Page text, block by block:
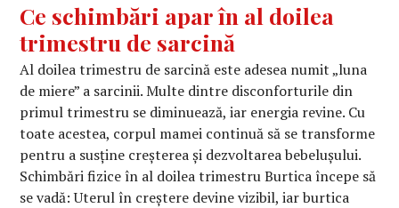
Ce schimbări apar în al doilea
trimestru de sarcină
Al doilea trimestru de sarcină este adesea numit „luna
de miere” a sarcinii. Multe dintre disconforturile din
primul trimestru se diminuează, iar energia revine. Cu
toate acestea, corpul mamei continuă să se transforme
pentru a susține creșterea și dezvoltarea bebelușului.
Schimbări fizice în al doilea trimestru Burtica începe să
se vadă: Uterul în creștere devine vizibil, iar burtica